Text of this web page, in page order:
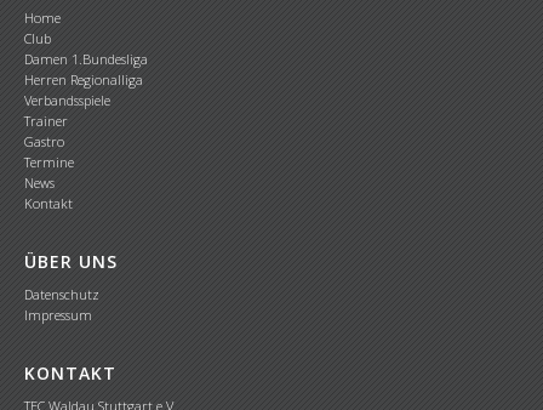
Home
Club
Damen 1.Bundesliga
Herren Regionalliga
Verbandsspiele
Trainer
Gastro
Termine
News
Kontakt
ÜBER UNS
Datenschutz
Impressum
KONTAKT
TEC Waldau Stuttgart e.V.